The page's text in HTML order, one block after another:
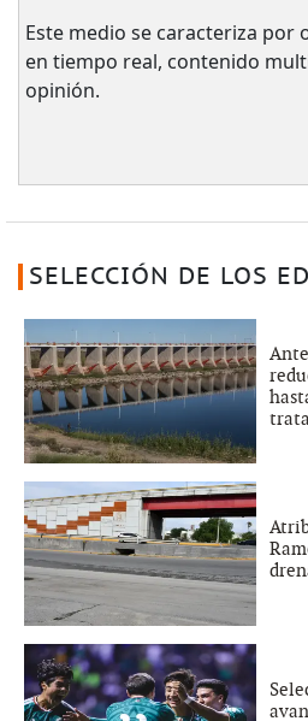
Este medio se caracteriza por
en tiempo real, contenido
opinión.
SELECCIÓN DE LOS